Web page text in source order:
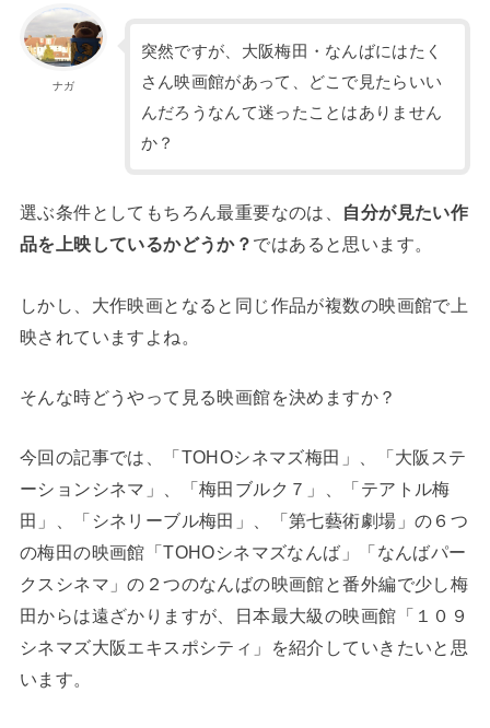
ナガ
突然ですが、大阪梅田・なんばにはたく
さん映画館があって、どこで見たらいい
んだろうなんて迷ったことはありません
か？
選ぶ条件としてもちろん最重要なのは、 自分が見たい作
品を上映しているかどうか？ ではあると思います。
しかし、大作映画となると同じ作品が複数の映画館で上
映されていますよね。
そんな時どうやって見る映画館を決めますか？
今回の記事では、「TOHOシネマズ梅田」、「大阪ステ
ーションシネマ」、「梅田ブルク７」、「テアトル梅
田」、「シネリーブル梅田」、「第七藝術劇場」の６つ
の梅田の映画館「TOHOシネマズなんば」「なんばパー
クスシネマ」の２つのなんばの映画館と番外編で少し梅
田からは遠ざかりますが、日本最大級の映画館「１０９
シネマズ大阪エキスポシティ」を紹介していきたいと思
います。